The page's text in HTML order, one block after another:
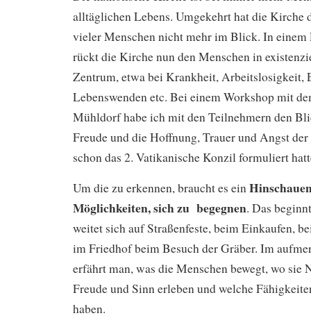
alltäglichen Lebens. Umgekehrt hat die Kirche
vieler Menschen nicht mehr im Blick. In einem
rückt die Kirche nun den Menschen in
Zentrum, etwa bei Krankheit, Arbeitslosigkeit,
Lebenswenden etc. Bei einem Workshop mit
Mühldorf habe ich mit den Teilnehmern den
Freude und die Hoffnung, Trauer und Angst
schon das 2. Vatikanische Konzil formuliert
Um die zu erkennen, braucht es ein
Möglichkeiten, sich zu begegnen. Das
weitet sich auf Straßenfeste, beim Einkaufen,
im Friedhof beim Besuch der Gräber. Im
erfährt man, was die Menschen bewegt, wo sie
Freude und Sinn erleben und welche
haben.